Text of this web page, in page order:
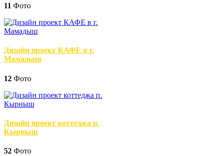
11 Фото
Дизайн проект КАФЕ в г.
Мамадыш
12 Фото
Дизайн проект коттеджа п.
Кырныш
52 Фото